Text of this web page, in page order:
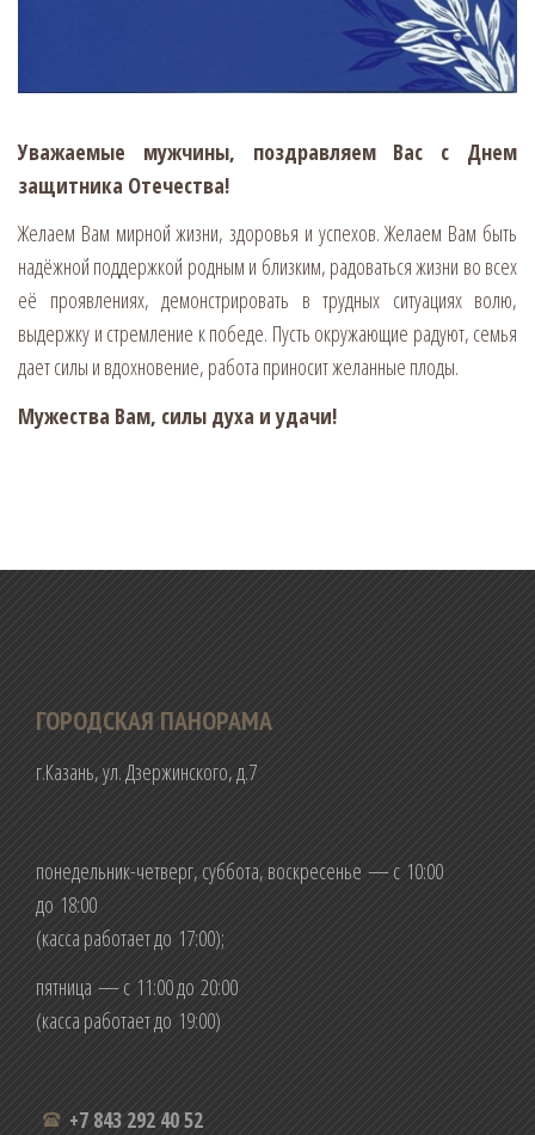
Уважаемые мужчины, поздравляем Вас с Днем
защитника Отечества!
Желаем Вам мирной жизни, здоровья и успехов. Желаем Вам быть
надёжной поддержкой родным и близким, радоваться жизни во всех
её проявлениях, демонстрировать в трудных ситуациях волю,
выдержку и стремление к победе. Пусть окружающие радуют, семья
дает силы и вдохновение, работа приносит желанные плоды.
Мужества Вам, силы духа и удачи!
ГОРОДСКАЯ ПАНОРАМА
г.Казань, ул. Дзержинского, д.7
понедельник-четверг, суббота, воскресенье — с 10:00
до 18:00
(касса работает до 17:00);
пятница — с 11:00 до 20:00
(касса работает до 19:00)
+7 843 292 40 52